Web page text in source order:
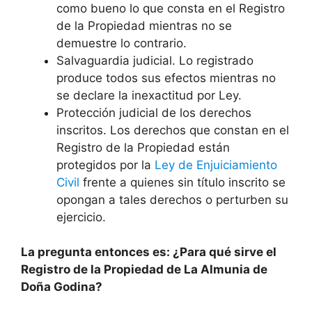
como bueno lo que consta en el Registro
de la Propiedad mientras no se
demuestre lo contrario.
Salvaguardia judicial. Lo registrado
produce todos sus efectos mientras no
se declare la inexactitud por Ley.
Protección judicial de los derechos
inscritos. Los derechos que constan en el
Registro de la Propiedad están
protegidos por la Ley de Enjuiciamiento
Civil frente a quienes sin título inscrito se
opongan a tales derechos o perturben su
ejercicio.
La pregunta entonces es: ¿Para qué sirve el
Registro de la Propiedad de La Almunia de
Doña Godina?